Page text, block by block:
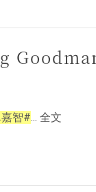
智#... 全文